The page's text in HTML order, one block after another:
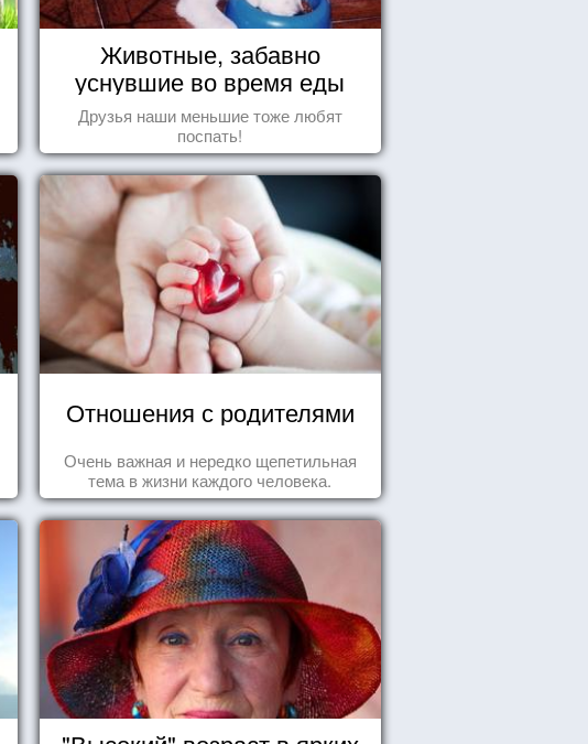
Животные, забавно
уснувшие во время еды
Друзья наши меньшие тоже любят
поспать!
Отношения с родителями
Очень важная и нередко щепетильная
тема в жизни каждого человека.